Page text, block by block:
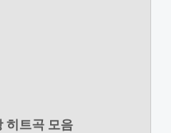
히트곡 모음